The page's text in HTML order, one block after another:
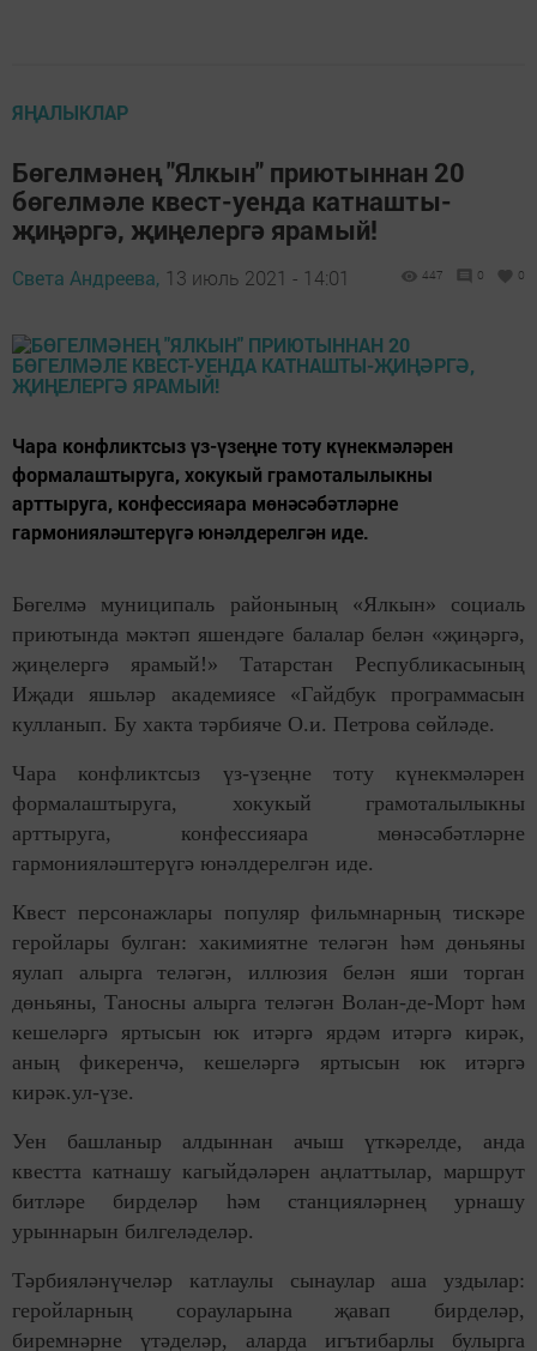
ЯҢАЛЫКЛАР
Бөгелмәнең "Ялкын" приютыннан 20
бөгелмәле квест-уенда катнашты-
җиңәргә, җиңелергә ярамый!
Света Андреева, 13 июль 2021 - 14:01 447 0 0
Чара конфликтсыз үз-үзеңне тоту күнекмәләрен
формалаштыруга, хокукый грамоталылыкны
арттыруга, конфессияара мөнәсәбәтләрне
гармонияләштерүгә юнәлдерелгән иде.
Бөгелмә муниципаль районының «Ялкын» социаль
приютында мәктәп яшендәге балалар белән «җиңәргә,
җиңелергә ярамый!» Татарстан Республикасының
Иҗади яшьләр академиясе «Гайдбук программасын
кулланып. Бу хакта тәрбияче О.и. Петрова сөйләде.
Чара конфликтсыз үз-үзеңне тоту күнекмәләрен
формалаштыруга, хокукый грамоталылыкны
арттыруга, конфессияара мөнәсәбәтләрне
гармонияләштерүгә юнәлдерелгән иде.
Квест персонажлары популяр фильмнарның тискәре
геройлары булган: хакимиятне теләгән һәм дөньяны
яулап алырга теләгән, иллюзия белән яши торган
дөньяны, Таносны алырга теләгән Волан-де-Морт һәм
кешеләргә яртысын юк итәргә ярдәм итәргә кирәк,
аның фикеренчә, кешеләргә яртысын юк итәргә
кирәк.ул-үзе.
Уен башланыр алдыннан ачыш үткәрелде, анда
квестта катнашу кагыйдәләрен аңлаттылар, маршрут
битләре бирделәр һәм станцияләрнең урнашу
урыннарын билгеләделәр.
Тәрбияләнүчеләр катлаулы сынаулар аша уздылар:
геройларның сорауларына җавап бирделәр,
биремнәрне үтәделәр, аларда игътибарлы булырга